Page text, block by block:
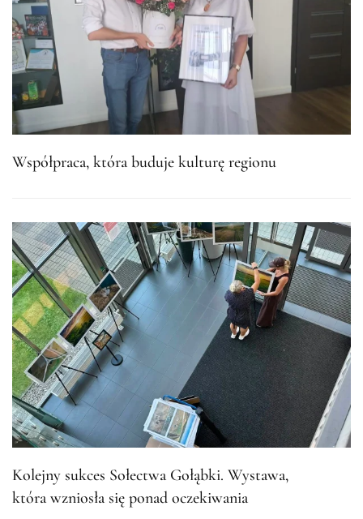
Współpraca, która buduje kulturę regionu
Kolejny sukces Sołectwa Gołąbki. Wystawa,
która wzniosła się ponad oczekiwania